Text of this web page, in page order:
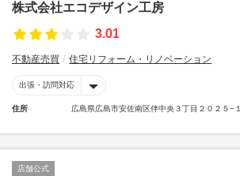
株式会社エコデザイン工房
3.01
不動産売買 住宅リフォーム・リノベーション
出張・訪問対応
住所 広島県広島市安佐南区伴中央３丁目２０２５−１
店舗公式